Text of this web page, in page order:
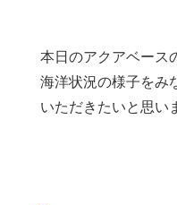
本日のアクアベース
海洋状況の様子をみ
いただきたいと思い